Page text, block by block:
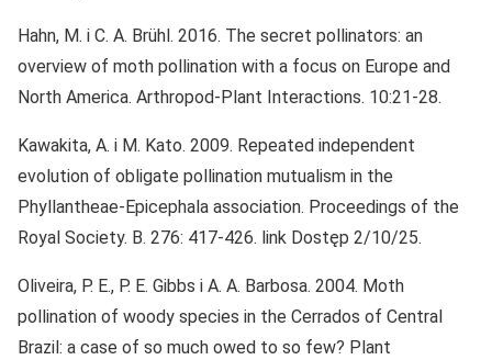
Hahn, M. i C. A. Brühl. 2016. The secret pollinators: an
overview of moth pollination with a focus on Europe and
North America. Arthropod-Plant Interactions. 10:21-28.
Kawakita, A. i M. Kato. 2009. Repeated independent
evolution of obligate pollination mutualism in the
Phyllantheae-Epicephala association. Proceedings of the
Royal Society. B. 276: 417-426. link Dostęp 2/10/25.
Oliveira, P. E., P. E. Gibbs i A. A. Barbosa. 2004. Moth
pollination of woody species in the Cerrados of Central
Brazil: a case of so much owed to so few? Plant